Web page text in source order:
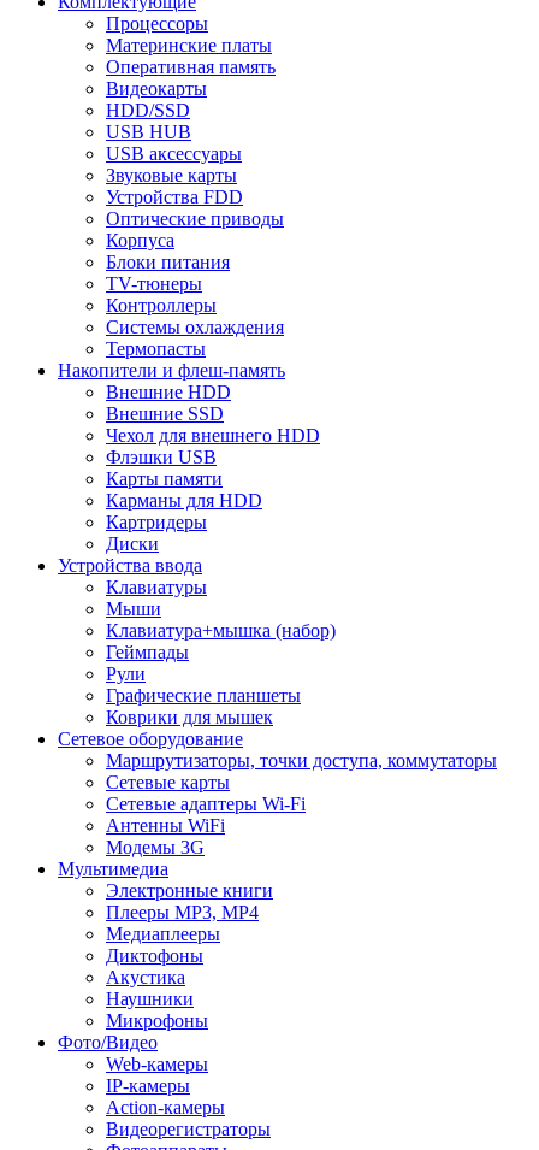
Процессоры
Материнские платы
Оперативная память
Видеокарты
HDD/SSD
USB HUB
USB аксессуары
Звуковые карты
Устройства FDD
Оптические приводы
Корпуса
Блоки питания
TV-тюнеры
Контроллеры
Системы охлаждения
Термопасты
Накопители и флеш-память
Внешние HDD
Внешние SSD
Чехол для внешнего HDD
Флэшки USB
Карты памяти
Карманы для HDD
Картридеры
Диски
Устройства ввода
Клавиатуры
Мыши
Клавиатура+мышка (набор)
Геймпады
Рули
Графические планшеты
Коврики для мышек
Сетевое оборудование
Маршрутизаторы, точки доступа, коммутаторы
Сетевые карты
Сетевые адаптеры Wi-Fi
Антенны WiFi
Модемы 3G
Мультимедиа
Электронные книги
Плееры MP3, MP4
Медиаплееры
Диктофоны
Акустика
Наушники
Микрофоны
Фото/Видео
Web-камеры
IP-камеры
Action-камеры
Видеорегистраторы